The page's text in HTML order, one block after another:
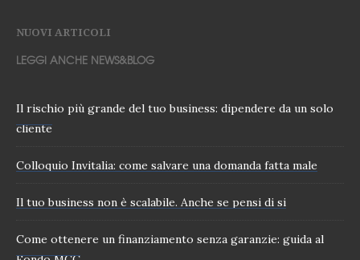
NUOVI ARTICOLI
LEGGI ANCHE NEWS&BLOG
Il rischio più grande del tuo business: dipendere da un solo
cliente
Colloquio Invitalia: come salvare una domanda fatta male
Il tuo business non è scalabile. Anche se pensi di si
Come ottenere un finanziamento senza garanzie: guida al